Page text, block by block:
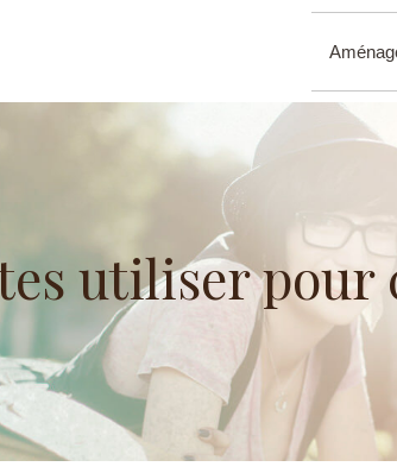
utiliser pour